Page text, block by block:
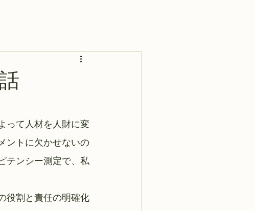
って人材を人財に変
ントに欠かせないの
テンシー測定で、私
役割と責任の明確化